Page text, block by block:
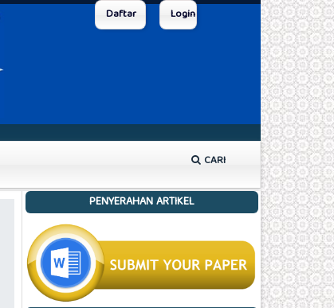
CARI
Daftar Login
PENYERAHAN ARTIKEL